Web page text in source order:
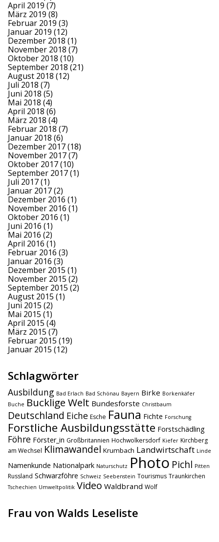
April 2019 (7)
März 2019 (8)
Februar 2019 (3)
Januar 2019 (12)
Dezember 2018 (1)
November 2018 (7)
Oktober 2018 (10)
September 2018 (21)
August 2018 (12)
Juli 2018 (7)
Juni 2018 (5)
Mai 2018 (4)
April 2018 (6)
März 2018 (4)
Februar 2018 (7)
Januar 2018 (6)
Dezember 2017(18)
November 2017(7)
Oktober 2017(10)
September 2017(1)
Juli 2017(1)
Januar 2017(2)
Dezember 2016 (1)
November 2016 (1)
Oktober 2016 (1)
Juni 2016 (1)
Mai 2016 (2)
April 2016 (1)
Februar 2016 (3)
Januar 2016 (3)
Dezember 2015 (1)
November 2015 (2)
September 2015 (2)
August 2015 (1)
Juni 2015 (2)
Mai 2015 (1)
April 2015 (4)
März 2015 (7)
Februar 2015 (19)
Januar 2015 (12)
Schlagwörter
Ausbildung Bad Erlach Bad Schönau Bayern Birke Borkenkäfer
Buche Bucklige Welt Bundesforste Christbaum
Deutschland Eiche Esche Fauna Fichte Forschung
Forstliche Ausbildungsstätte Forstschädling
Föhre Förster_in Großbritannien Hochwolkersdorf Kiefer Kirchberg
am Wechsel Klimawandel Krumbach Landwirtschaft Linde
Namenkunde Nationalpark Naturschutz Photo Pichl Pitten
Russland Schwarzföhre Schweiz Seebenstein Tourismus Traunkirchen
Tschechien Umweltpolitik Video Waldbrand Wolf
Frau von Walds Leseliste